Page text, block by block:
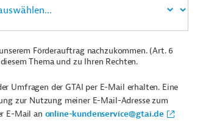
Förderauftrag nachzukommen. (Art. 6
Thema und zu Ihren Rechten.
Umfragen der GTAI per E-Mail erhalten. Eine
zur Nutzung meiner E-Mail-Adresse zum
E-Mail an online-kundenservice@gtai.de